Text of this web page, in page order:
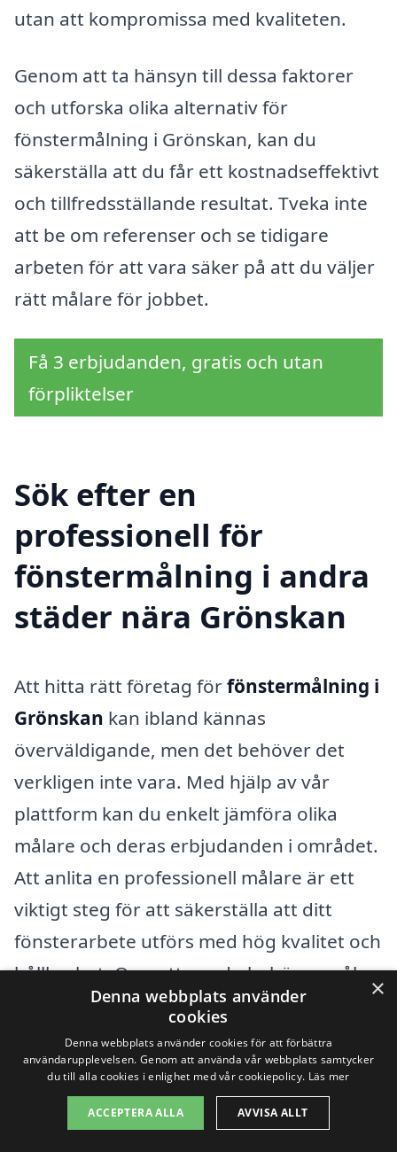
utan att kompromissa med kvaliteten.
Genom att ta hänsyn till dessa faktorer
och utforska olika alternativ för
fönstermålning i Grönskan, kan du
säkerställa att du får ett kostnadseffektivt
och tillfredsställande resultat. Tveka inte
att be om referenser och se tidigare
arbeten för att vara säker på att du väljer
rätt målare för jobbet.
Få 3 erbjudanden, gratis och utan
förpliktelser
Sök efter en
professionell för
fönstermålning i andra
städer nära Grönskan
Att hitta rätt företag förfönstermålning i
Grönskan kan ibland kännas
överväldigande, men det behöver det
verkligen inte vara. Med hjälp av vår
plattform kan du enkelt jämföra olika
målare och deras erbjudanden i området.
Att anlita en professionell målare är ett
viktigt steg för att säkerställa att ditt
fönsterarbete utförs med hög kvalitet och
hållbarhet. Oavsett om du behöver måla
om gamla fönster eller ge dina nya
fönster en skyddande lack, finns det
många experter som står redo att hjälpa
×
Denna webbplats använder
cookies
Denna webbplats använder cookies för att förbättra
användarupplevelsen. Genom att använda vår webbplats samtycker
du till alla cookies i enlighet med vår cookiepolicy. Läs mer
ACCEPTERA ALLA AVVISA ALLT